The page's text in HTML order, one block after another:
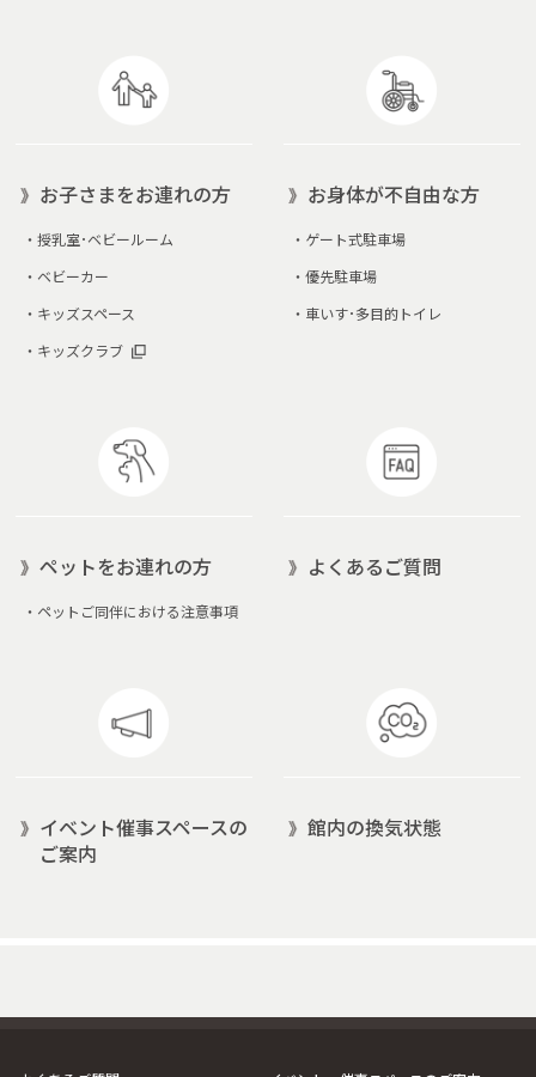
お子さまをお連れの方
・授乳室･ベビールーム
・ ベビーカー
・ キッズスペース
・ キッズクラブ
お身体が不自由な方
・ ゲート式駐車場
・優先駐車場
・ 車いす･多目的トイレ
ペットをお連れの方
・ ペットご同伴における注意事項
よくあるご質問
イベント催事スペースの
ご案内
館内の換気状態